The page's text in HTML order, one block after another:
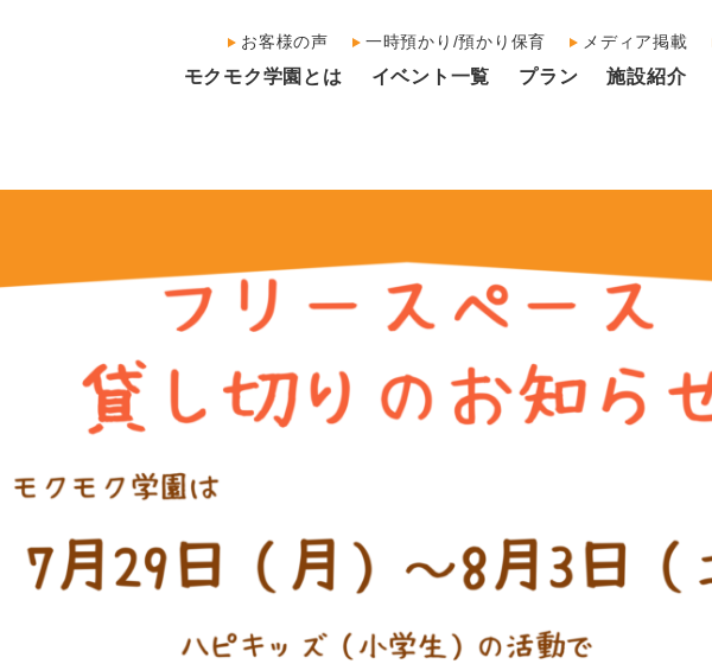
お客様の声 一時預かり/預かり保育 メディア掲載
モクモク学園とは イベント一覧 プラン 施設紹介